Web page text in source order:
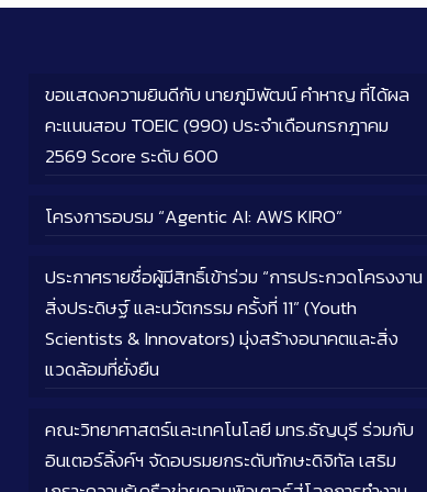
ขอแสดงความยินดีกับ นายภูมิพัฒน์ คำหาญ ที่ได้ผล
คะแนนสอบ TOEIC (990) ประจำเดือนกรกฎาคม
2569 Score ระดับ 600
โครงการอบรม “Agentic AI: AWS KIRO”
ประกาศรายชื่อผู้มีสิทธิ์เข้าร่วม “การประกวดโครงงาน
สิ่งประดิษฐ์ และนวัตกรรม ครั้งที่ 11” (Youth
Scientists & Innovators) มุ่งสร้างอนาคตและสิ่ง
แวดล้อมที่ยั่งยืน
คณะวิทยาศาสตร์และเทคโนโลยี มทร.ธัญบุรี ร่วมกับ
อินเตอร์ลิ้งค์ฯ จัดอบรมยกระดับทักษะดิจิทัล เสริม